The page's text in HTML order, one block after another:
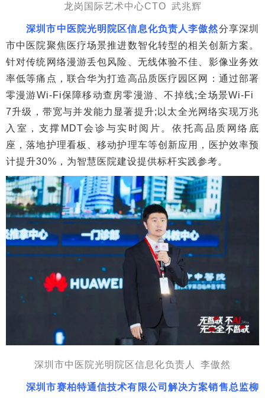
龙岗国际艺术中心CTO 武兆辉
深圳市中医院光明院区信息化负责人李傲然分享深圳
市中医院聚焦医疗场景推进数智化转型的相关创新方案。
针对传统网络漫游丢包风险、无线体验不佳、影像业务效
率低等痛点，联合华为打造高品质医疗园区网：通过部署
零漫游Wi-Fi保障移动查房零漫游、不掉线;全场景Wi-Fi
7升级，带宽与并发能力显著提升;以太全光网络实现万兆
入室，支撑MDT会诊与实时阅片。依托高品质网络底
座，落地护理看板、移动护理车等创新应用，医护效率预
计提升30%，为智慧医院建设提供标杆实践参考。
深圳市中医院光明院区信息化负责人 李傲然
深圳市赛柏特通信技术有限公司解决方案销售总监柳